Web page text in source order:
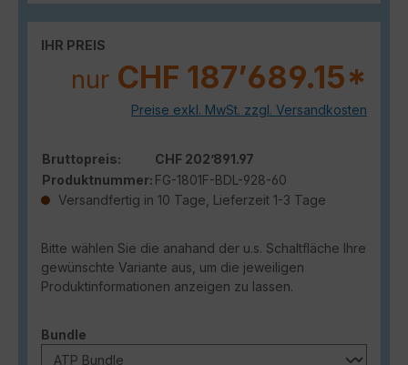
IHR PREIS
nur CHF 187’689.15*
Preise exkl. MwSt. zzgl. Versandkosten
Bruttopreis:
CHF 202’891.97
Produktnummer: FG-1801F-BDL-928-60
Versandfertig in 10 Tage, Lieferzeit 1-3 Tage
Bitte wählen Sie die anahand der u.s. Schaltfläche Ihre
gewünschte Variante aus, um die jeweiligen
Produktinformationen anzeigen zu lassen.
Bundle